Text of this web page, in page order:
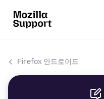
Firefox 안드로이드